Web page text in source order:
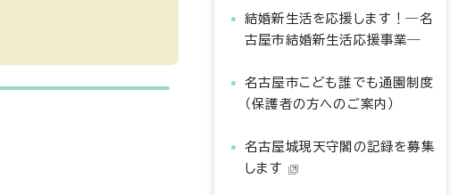
結婚新生活を応援します！―名
古屋市結婚新生活応援事業―
名古屋市こども誰でも通園制度
（保護者の方へのご案内）
名古屋城現天守閣の記録を募集
します